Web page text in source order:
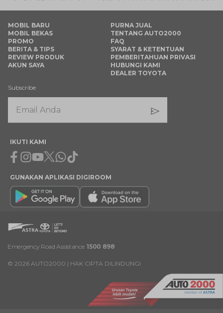
MOBIL BARU
MOBIL BEKAS
PROMO
BERITA & TIPS
REVIEW PRODUK
AKUN SAYA
PURNA JUAL
TENTANG AUTO2000
FAQ
SYARAT & KETENTUAN
PEMBERITAHUAN PRIVASI
HUBUNGI KAMI
DEALER TOYOTA
Subscribe
IKUTI KAMI
Facebook
Instagram
Youtube
X Whatsapp
Tiktok
GUNAKAN APLIKASI DIGIROOM
Emergency Road Assistance 1500 898
© 2026 AUTO2000 | HAK CIPTA DILINDUNGI